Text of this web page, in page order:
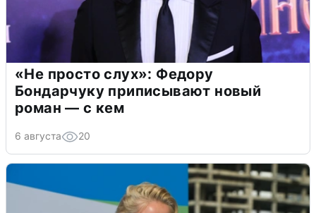
«Не просто слух»: Федору
Бондарчуку приписывают новый
роман — с кем
6 августа 20